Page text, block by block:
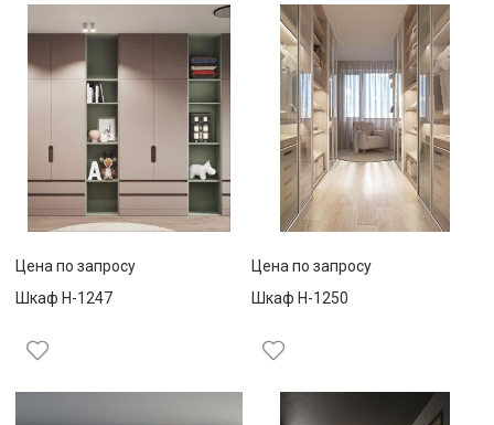
Цена по запросу
Шкаф Н-1247
Цена по запросу
Шкаф Н-1250